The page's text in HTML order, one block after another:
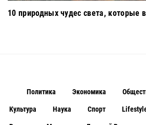
10 природных чудес света,
Политика Экономика
Культура Наука Спорт